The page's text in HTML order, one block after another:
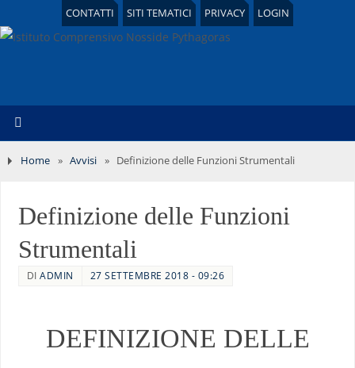
CONTATTI SITI TEMATICI PRIVACY LOGIN
Home » Avvisi » Definizione delle Funzioni Strumentali
Definizione delle Funzioni
Strumentali
DIADMIN 27 SETTEMBRE 2018 - 09:26
DEFINIZIONE DELLE